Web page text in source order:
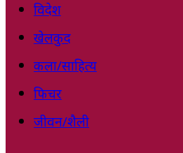
विदेश
खेलकुद
कला/साहित्य
फिचर
जीवन/शैली